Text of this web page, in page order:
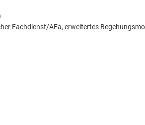
Fachdienst/AFa, erweitertes